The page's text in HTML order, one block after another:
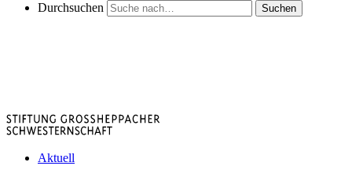
Durchsuchen
Suchen
Aktuell